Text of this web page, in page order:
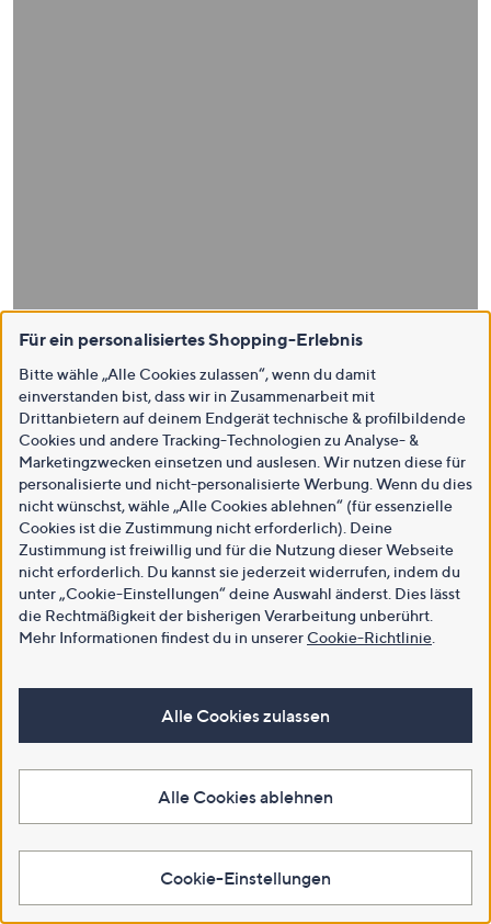
Für ein personalisiertes Shopping-Erlebnis
Bitte wähle „Alle Cookies zulassen“, wenn du damit
einverstanden bist, dass wir in Zusammenarbeit mit
Drittanbietern auf deinem Endgerät technische & profilbildende
Cookies und andere Tracking-Technologien zu Analyse- &
Marketingzwecken einsetzen und auslesen. Wir nutzen diese für
personalisierte und nicht-personalisierte Werbung. Wenn du dies
nicht wünschst, wähle „Alle Cookies ablehnen“ (für essenzielle
Cookies ist die Zustimmung nicht erforderlich). Deine
Zustimmung ist freiwillig und für die Nutzung dieser Webseite
nicht erforderlich. Du kannst sie jederzeit widerrufen, indem du
unter „Cookie-Einstellungen“ deine Auswahl änderst. Dies lässt
die Rechtmäßigkeit der bisherigen Verarbeitung unberührt.
Mehr Informationen findest du in unsererCookie-Richtlinie
Alle Cookies zulassen
Alle Cookies ablehnen
Cookie-Einstellungen